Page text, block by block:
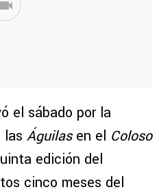
el sábado por la
las Águilasen el Coloso
edición del
cinco meses del